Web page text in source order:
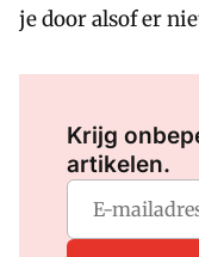
je door alsof er
Krijg
artikelen.